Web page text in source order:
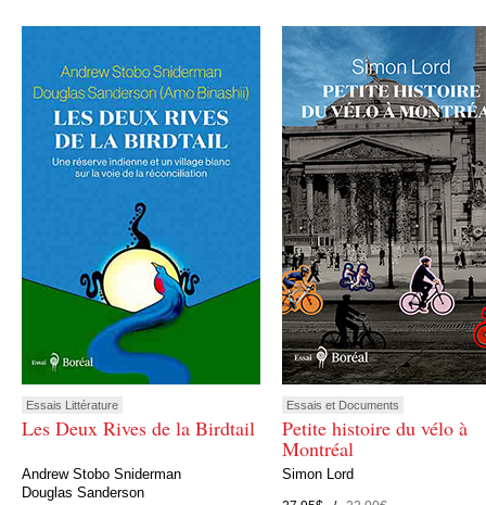
Essais Littérature
Les Deux Rives de la Birdtail
Andrew Stobo Sniderman
Douglas Sanderson
Essais et Documents
Petite histoire du vélo à
Montréal
Simon Lord